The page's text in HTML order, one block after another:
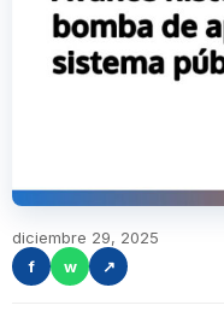
diciembre 29, 2025
f
w ↗